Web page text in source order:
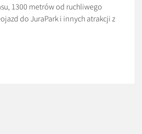
1300 metrów od ruchliwego
do JuraPark i innych atrakcji z
obiektów użyteczności publicznej
wąwóz. Nasi wczasowicze mogą
ruchliwego miasta, słuchając
grzyby w lesie. Najmłodsi goście